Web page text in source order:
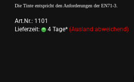
Die Tinte entspricht den Anforderungen der EN71-3.
Art.Nr.: 1101
Lieferzeit:
4 Tage* (Ausland abweichend)